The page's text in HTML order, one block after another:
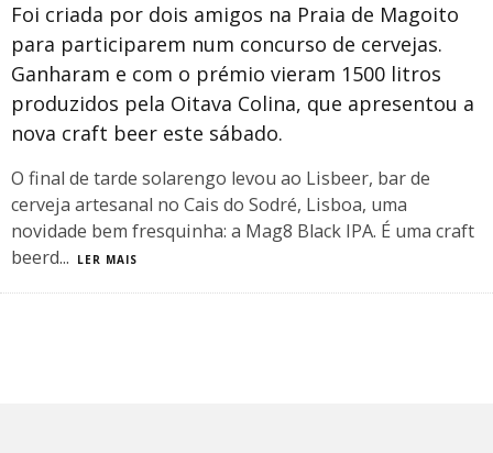
Foi criada por dois amigos na Praia de Magoito
para participarem num concurso de cervejas.
Ganharam e com o prémio vieram 1500 litros
produzidos pela Oitava Colina, que apresentou a
nova craft beer este sábado.
O final de tarde solarengo levou ao Lisbeer, bar de
cerveja artesanal no Cais do Sodré, Lisboa, uma
novidade bem fresquinha: a Mag8 Black IPA. É uma craft
beerd... LER MAIS